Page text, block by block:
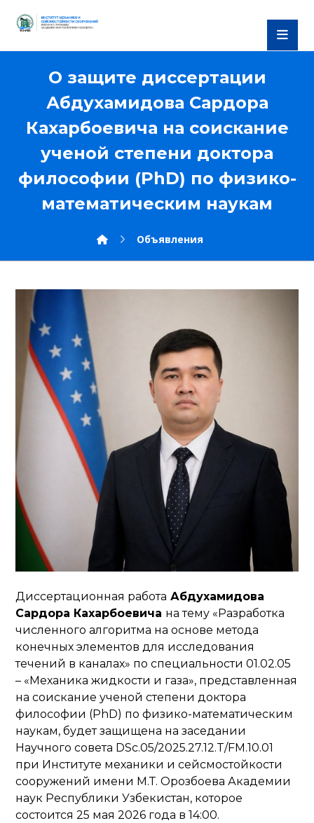
О защите диссертации
Абдухамидова Сардора
Кахарбоевича на соискание
ученой степени доктора
философии (PhD) по физико-
математическим наукам
Объявления
Диссертационная работа Абдухамидова
Сардора Кахарбоевича на тему «Разработка
численного алгоритма на основе метода
конечных элементов для исследования
течений в каналах» по специальности 01.02.05
– «Механика жидкости и газа», представленная
на соискание ученой степени доктора
философии (PhD) по физико-математическим
наукам, будет защищена на заседании
Научного совета DSc.05/2025.27.12.T/FM.10.01
при Институте механики и сейсмостойкости
сооружений имени М.Т. Орозбоева Академии
наук Республики Узбекистан, которое
состоится 25 мая 2026 года в 14:00.